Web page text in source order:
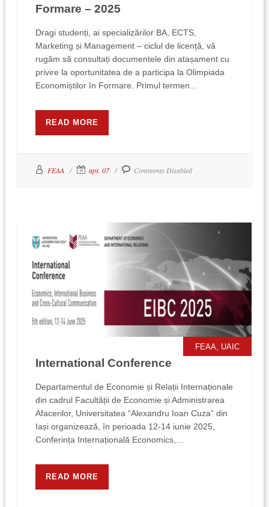
Formare – 2025
Dragi studenți, ai specializărilor BA, ECTS,
Marketing și Management – ciclul de licență, vă
rugăm să consultați documentele din atașament cu
privire la oportunitatea de a participa la Olimpiada
Economiștilor în Formare. Primul termen...
READ MORE
FEAA apr. 07 Comments Disabled
FEAA, UAIC
International Conference
Departamentul de Economie și Relații Internaționale
din cadrul Facultății de Economie și Administrarea
Afacerilor, Universitatea “Alexandru Ioan Cuza” din
Iași organizează, în perioada 12-14 iunie 2025,
Conferința Internațională Economics,...
READ MORE